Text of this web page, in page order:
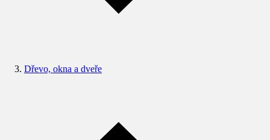
Dřevo, okna a dveře